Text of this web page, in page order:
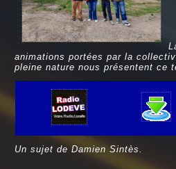
animations portées par la
pleine nature nous présentent ce
Un sujet de Damien Sintès.